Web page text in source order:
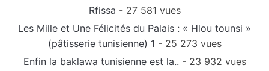
Rfissa - 27 581 vues
Les Mille et Une Félicités du Palais : « Hlou tounsi »
(pâtisserie tunisienne) 1 - 25 273 vues
Enfin la baklawa tunisienne est la.. - 23 932 vues